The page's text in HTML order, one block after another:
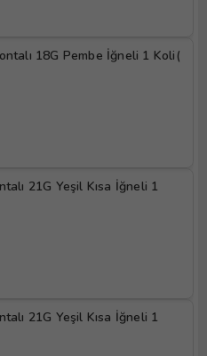
18G Pembe İğneli 1 Koli(
21G Yeşil Kısa İğneli 1
21G Yeşil Kısa İğneli 1